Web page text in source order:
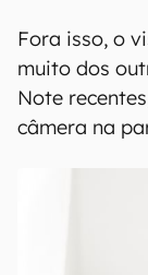
OGalaxy S20
vidro na
Gorilla Glass